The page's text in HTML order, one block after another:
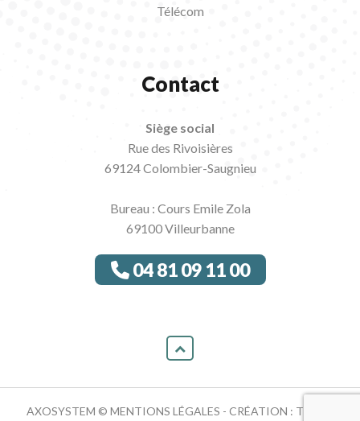
Télécom
Contact
Siège social
Rue des Rivoisières
69124 Colombier-Saugnieu
Bureau : Cours Emile Zola
69100 Villeurbanne
04 81 09 11 00
AXOSYSTEM © MENTIONS LÉGALES - CRÉATION : TRACY